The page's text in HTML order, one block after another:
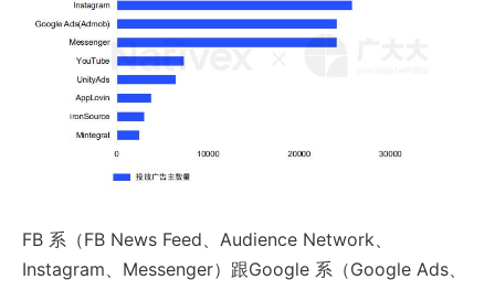
FB 系（FB News Feed、Audience Network、
Instagram、Messenger）跟Google 系（Google Ads、